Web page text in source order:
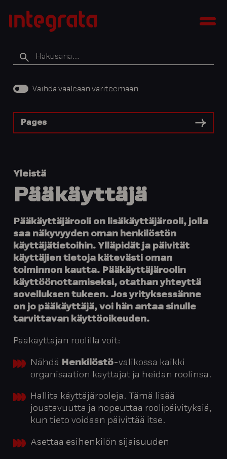
sisältöön
Integratan
tietopankki
Hakusana
Vaihda vaaleaan väriteemaan
Pages
Yleistä
Pääkäyttäjä
Pääkäyttäjärooli on lisäkäyttäjärooli, jolla
saa näkyvyyden oman henkilöstön
käyttäjätietoihin. Ylläpidät ja päivität
käyttäjien tietoja kätevästi oman
toiminnon kautta. Pääkäyttäjäroolin
käyttöönottamiseksi, otathan yhteyttä
sovelluksen tukeen. Jos yrityksessänne
on jo pääkäyttäjä, voi hän antaa sinulle
tarvittavan käyttöoikeuden.
Pääkäyttäjän roolilla voit:
Nähdä Henkilöstö-valikossa kaikki
organisaation käyttäjät ja heidän roolinsa.
Hallita käyttäjärooleja. Tämä lisää
joustavuutta ja nopeuttaa roolipäivityksiä,
kun tieto voidaan päivittää itse.
Asettaa esihenkilön sijaisuuden